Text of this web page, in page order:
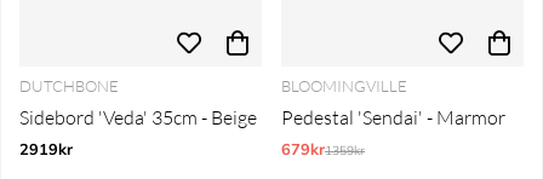
DUTCHBONE
Sidebord 'Veda' 35cm - Beige
2919kr
BLOOMINGVILLE
Pedestal 'Sendai' - Marmor
679krNormalpris:
1359kr